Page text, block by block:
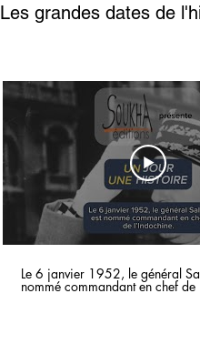
Les grandes dates de
Le 6 janvier 1952, le général
nommé commandant en chef